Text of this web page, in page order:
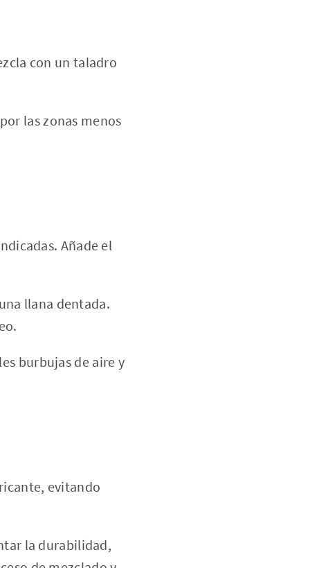
con un taladro
las zonas menos
Añade el
llana dentada.
burbujas de aire y
evitando
la durabilidad,